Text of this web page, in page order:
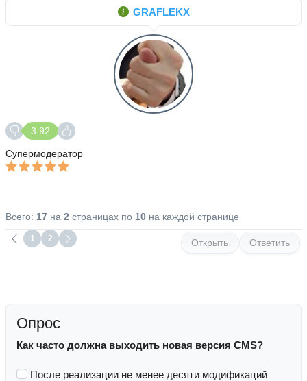
GRAFLEKX
3.92
Супермодератор
Всего: 17 на 2 страницах по 10 на каждой странице
1 2 Открыть Ответить
Опрос
Как часто должна выходить новая версия CMS?
После реализации не менее десяти модификаций